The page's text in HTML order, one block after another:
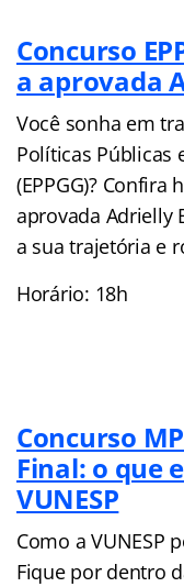
Concurso
a aprovada
Você sonha em
Políticas Públicas
(EPPGG)?
aprovada Adrielly
a sua trajetória e
Horário: 18h
Concurso
Final: o que
VUNESP
Como a VUNESP
Fique por dentro